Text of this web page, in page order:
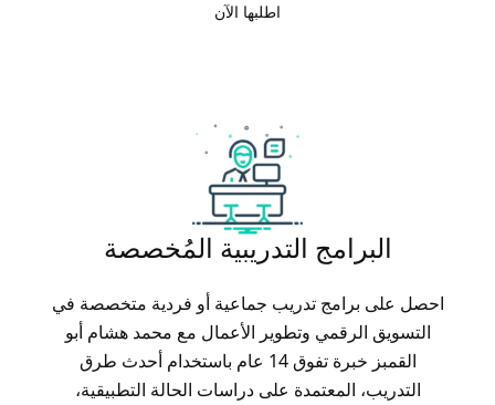
اطلبها الآن
البرامج التدريبية المُخصصة
احصل على برامج تدريب جماعية أو فردية متخصصة في
التسويق الرقمي وتطوير الأعمال مع محمد هشام أبو
القمبز خبرة تفوق 14 عام باستخدام أحدث طرق
التدريب، المعتمدة على دراسات الحالة التطبيقية،